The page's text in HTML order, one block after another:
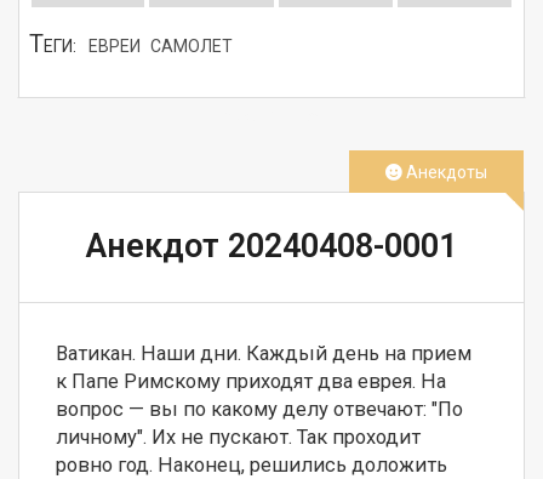
ТЕГИ: ЕВРЕИ САМОЛЕТ
Анекдот 20240408-0001
Ватикан. Наши дни. Каждый день на прием
к Папе Римскому приходят два еврея. На
вопрос — вы по какому делу отвечают: "По
личному". Их не пускают. Так проходит
ровно год. Наконец, решились доложить
Анекдоты